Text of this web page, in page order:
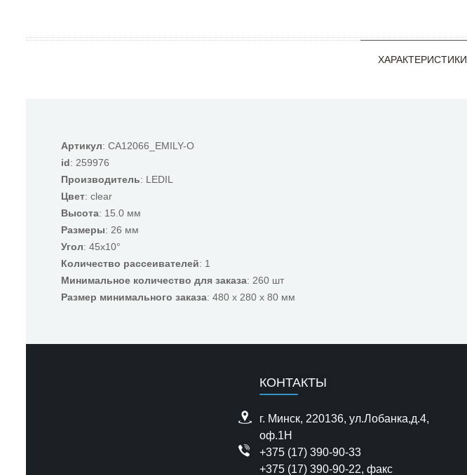
ХАРАКТЕРИСТИКИ
Артикул: CA12066_EMILY-O
id: 259976
Производитель: LEDIL
Цвет: clear
Высота: 15.0 мм
Размеры: 26 мм
Угол: 45x10°
Количество рассеивателей: 1
Минимальное количество для заказа: 260 шт
Размер минимального заказа: 480 x 280 x 80 мм
КОНТАКТЫ
г. Минск, 220136, ул.Лобанка,д.4,
оф.1H
+375 (17) 390-90-33
+375 (17) 390-90-22, факс